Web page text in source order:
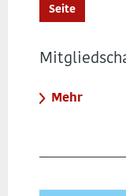
Seite
Mehr